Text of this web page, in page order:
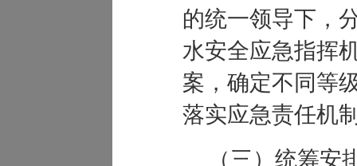
的统一领导下，
水安全应急指挥
案，确定不同等
落实应急责任机
（三）统筹安